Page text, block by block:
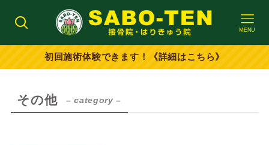
MENU
初回施術体験できます！《詳細はこちら》
その他 – category –